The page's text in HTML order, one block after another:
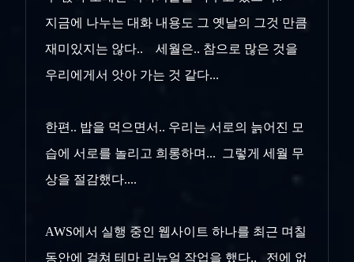
지금에 나누는 대화 내용도 그 옛날의 그것 만큼
재미있지는 않다.. 세월은.. 참으로 많은 것을
우리에게서 앗아 가는 것 같다...
한편.. 밥을 먹으면서.. 우리는 서로의 늙어진 모
습에 서로를 놀리고 희롱하며... 그렇게 세월 무
상을 절감했다....
AWS에서 실행 중인 웹사이트 하나를 최근 며칠
동안에 걸쳐 테마 리뉴얼 작업을 했다.. 전에 없